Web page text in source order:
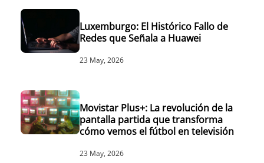
Luxemburgo: El Histórico Fallo de
Redes que Señala a Huawei
23 May, 2026
Movistar Plus+: La revolución de la
pantalla partida que transforma
cómo vemos el fútbol en televisión
23 May, 2026